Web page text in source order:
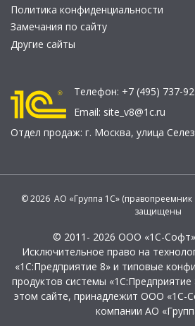
Политика конфиденциальности
Замечания по сайту
Другие сайты
Телефон: +7 (495) 737-
Email: site_v8@1c.ru
Отдел продаж: г. Москва, улица
© 2026 АО «Группа 1С» (правопреемник
защищены
© 2011- 2026 ООО «1С-
Исключительное право на
«1С:Предприятие 8» и типовые
продуктов системы
этом сайте, принадлежит ООО «1С-
компании АО